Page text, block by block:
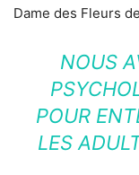
Dame des Fleurs
NOUS
POUR
LES